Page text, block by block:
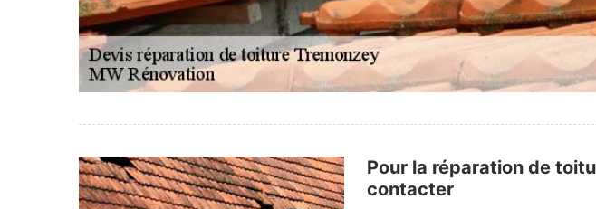
Pour la réparation de
contacter